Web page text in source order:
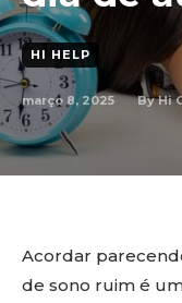
HI HELP
março 8, 2025 By Hi
Acordar
de sono ruim é